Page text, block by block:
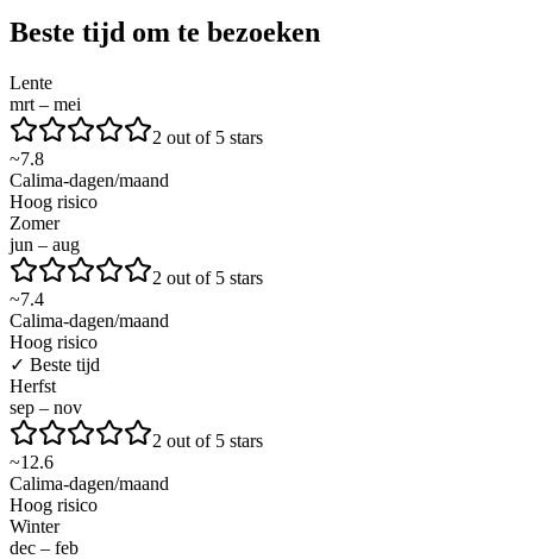
Beste tijd om te bezoeken
Lente
mrt – mei
2 out of 5 stars
~7.8
Calima-dagen/maand
Hoog risico
Zomer
jun – aug
2 out of 5 stars
~7.4
Calima-dagen/maand
Hoog risico
✓ Beste tijd
Herfst
sep – nov
2 out of 5 stars
~12.6
Calima-dagen/maand
Hoog risico
Winter
dec – feb